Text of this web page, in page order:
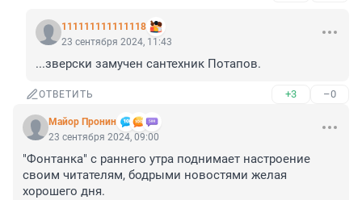
111111111111118
23 сентября 2024, 11:43
...зверски замучен сантехник Потапов.
ОТВЕТИТЬ +3 –0
Майор Пронин
23 сентября 2024, 09:00
"Фонтанка" с раннего утра поднимает настроение
своим читателям, бодрыми новостями желая
хорошего дня.